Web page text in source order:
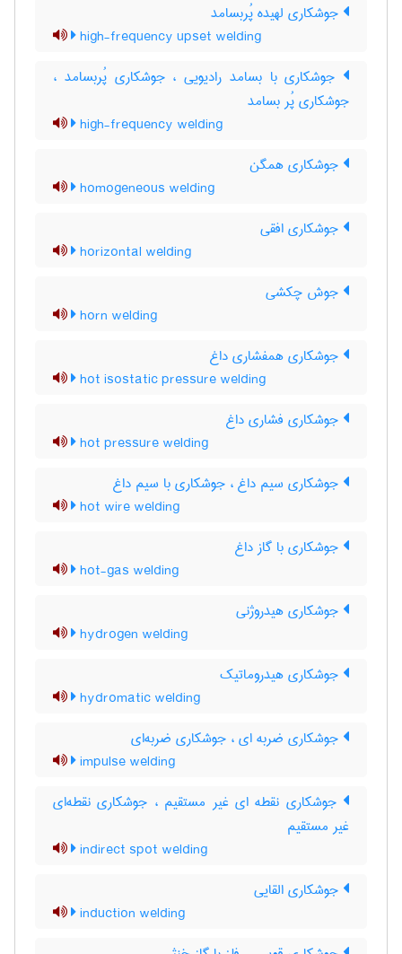
جوشکاری لهیده پُربسامد
high-frequency upset welding
جوشکاری با بسامد رادیویی ، جوشکاری پُربسامد ،
جوشکاری پُر بسامد
high-frequency welding
جوشکاری همگن
homogeneous welding
جوشکاری افقی
horizontal welding
جوش چکشی
horn welding
جوشکاری همفشاری داغ
hot isostatic pressure welding
جوشکاری فشاری داغ
hot pressure welding
جوشکاری سیم داغ ، جوشکاری با سیم داغ
hot wire welding
جوشکاری با گاز داغ
hot-gas welding
جوشکاری هیدروژنی
hydrogen welding
جوشکاری هیدروماتیک
hydromatic welding
جوشکاری ضربه ای ، جوشکاری ضربه‌ای
impulse welding
جوشکاری نقطه ای غیر مستقیم ، جوشکاری نقطه‌ای
غیر مستقیم
indirect spot welding
جوشکاری القایی
induction welding